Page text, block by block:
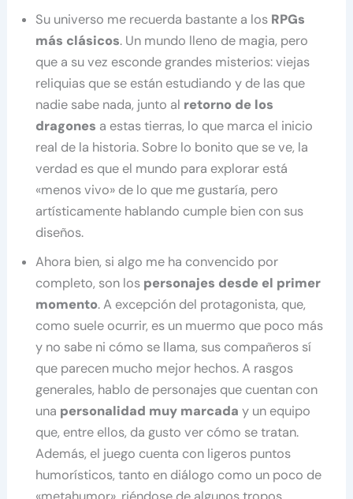
Su universo me recuerda bastante a los RPGs
más clásicos. Un mundo lleno de magia, pero
que a su vez esconde grandes misterios: viejas
reliquias que se están estudiando y de las que
nadie sabe nada, junto al retorno de los
dragones a estas tierras, lo que marca el inicio
real de la historia. Sobre lo bonito que se ve, la
verdad es que el mundo para explorar está
«menos vivo» de lo que me gustaría, pero
artísticamente hablando cumple bien con sus
diseños.
Ahora bien, si algo me ha convencido por
completo, son los personajes desde el primer
momento. A excepción del protagonista, que,
como suele ocurrir, es un muermo que poco más
y no sabe ni cómo se llama, sus compañeros sí
que parecen mucho mejor hechos. A rasgos
generales, hablo de personajes que cuentan con
una personalidad muy marcada y un equipo
que, entre ellos, da gusto ver cómo se tratan.
Además, el juego cuenta con ligeros puntos
humorísticos, tanto en diálogo como un poco de